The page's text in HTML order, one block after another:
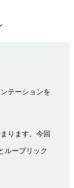
テーションを
ります。今回
ルーブリック